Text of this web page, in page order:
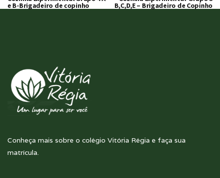
e B-Brigadeiro de copinho B,C,D,E – Brigadeiro de Copinho
Conheça mais sobre o colégio Vitória Régia e faça sua
matrícula.